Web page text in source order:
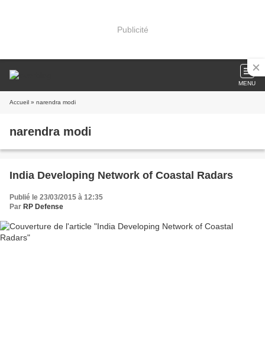
Publicité
MENU
Accueil » narendra modi
narendra modi
India Developing Network of Coastal Radars
Publié le 23/03/2015 à 12:35
Par RP Defense